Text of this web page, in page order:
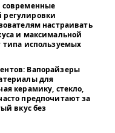
современные
настраивать
и максимальной
типа используемых
: Вапорайзеры
для
керамику, стекло,
предпочитают за
вкус без